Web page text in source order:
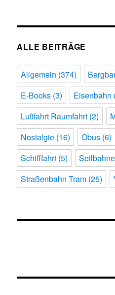
ALLE BEITRÄGE
Allgemein (374)
E-Books (3) Eisenbahn
Luftfahrt Raumfahrt (2)
Nostalgie (16) Obus (6)
Schifffahrt (5)
Straßenbahn Tram (25)